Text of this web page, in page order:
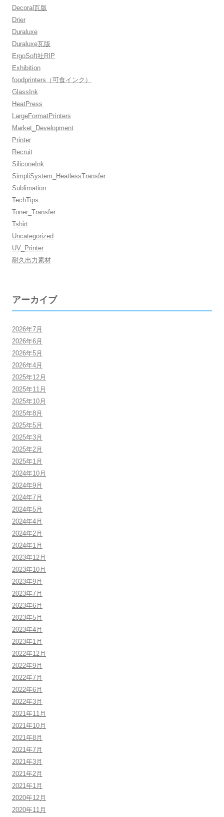
Decoral瓦版
Drier
Duraluxe
Duraluxe瓦版
ErgoSoft社RIP
Exhibition
foodprinters（可食インク）
GlassInk
HeatPress
LargeFormatPrinters
Market_Development
Printer
Recruit
SiliconeInk
SimpliSystem_HeatlessTransfer
Sublimation
TechTips
Toner_Transfer
Tshirt
Uncategorized
UV_Printer
耐久出力素材
アーカイブ
2026年7月
2026年6月
2026年5月
2026年4月
2025年12月
2025年11月
2025年10月
2025年8月
2025年5月
2025年3月
2025年2月
2025年1月
2024年10月
2024年9月
2024年7月
2024年5月
2024年4月
2024年2月
2024年1月
2023年12月
2023年10月
2023年9月
2023年7月
2023年6月
2023年5月
2023年4月
2023年1月
2022年12月
2022年9月
2022年7月
2022年6月
2022年3月
2021年11月
2021年10月
2021年8月
2021年7月
2021年3月
2021年2月
2021年1月
2020年12月
2020年11月